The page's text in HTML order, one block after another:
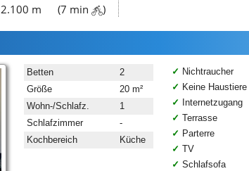
2.100 m (7 min )
Betten
2
Größe
20 m²
Wohn-/Schlafz.
1
Schlafzimmer
-
Kochbereich
Küche
Nichtraucher
Keine Haustiere
Internetzugang
Terrasse
Parterre
TV
Schlafsofa